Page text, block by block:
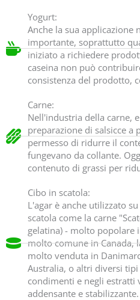
Yogurt:
Anche la sua applicazione
importante, soprattutto
iniziato a richiedere
caseina non può
consistenza del prodotto,
Carne:
Nell'industria della carne,
preparazione di salsicce a
permesso di ridurre il
fungevano da collante.
contenuto di grassi per
Cibo in scatola:
L'agar è anche utilizzato
scatola come la carne
gelatina) - molto popolare
molto comune in Canada,
molto venduta in
Australia, o altri diversi tipi
condimenti e negli estratti
addensante e stabilizzante.